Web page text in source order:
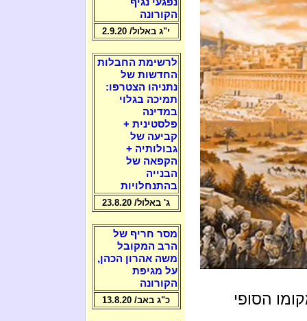
הסופי
הקורונה
י"ג באלול/ 2.9.20
לרשימת החבלות
החדשות של
נתניהו הצטרפו:
תמיכה בגלוי
במדינה
פלסטינית +
קביעה של
גבולותיה +
הקפאה של
הבנייה
בהתנחלויות
ג' באלול/ 23.8.20
מסר חריף של
הרב המקובל
משה אהרון הכהן,
על מגיפת
הקורונה
כ"ג באב/ 13.8.20